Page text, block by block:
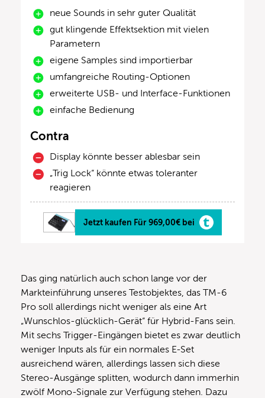
neue Sounds in sehr guter Qualität
gut klingende Effektsektion mit vielen
Parametern
eigene Samples sind importierbar
umfangreiche Routing-Optionen
erweiterte USB- und Interface-Funktionen
einfache Bedienung
Contra
Display könnte besser ablesbar sein
„Trig Lock“ könnte etwas toleranter
reagieren
Jetzt kaufen Für 969,00€ bei
Das ging natürlich auch schon lange vor der
Markteinführung unseres Testobjektes, das TM-6
Pro soll allerdings nicht weniger als eine Art
„Wunschlos-glücklich-Gerät“ für Hybrid-Fans sein.
Mit sechs Trigger-Eingängen bietet es zwar deutlich
weniger Inputs als für ein normales E-Set
ausreichend wären, allerdings lassen sich diese
Stereo-Ausgänge splitten, wodurch dann immerhin
zwölf Mono-Signale zur Verfügung stehen. Dazu